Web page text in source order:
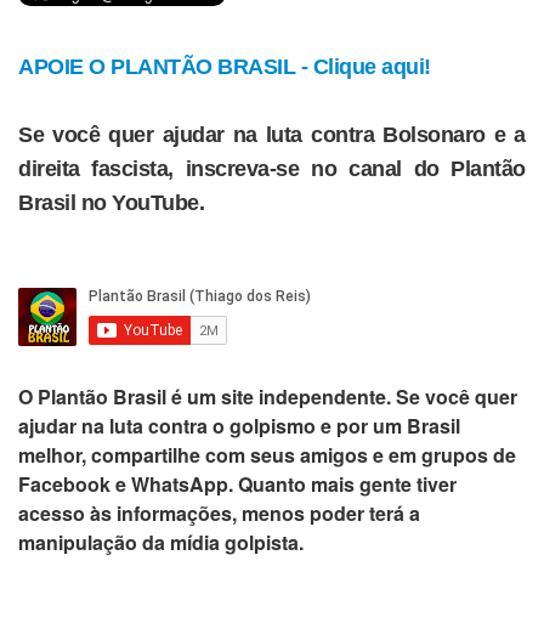
APOIE O PLANTÃO BRASIL - Clique aqui!
Se você quer ajudar na luta contra Bolsonaro e a
direita fascista, inscreva-se no canal do Plantão
Brasil no YouTube.
O Plantão Brasilé um site independente. Se você quer
ajudar na luta contra o golpismo e por um Brasil
melhor,compartilhe com seus amigos e em grupos de
Facebook e WhatsApp. Quanto mais gente tiver
acesso às informações, menos poder terá a
manipulação da mídia golpista.